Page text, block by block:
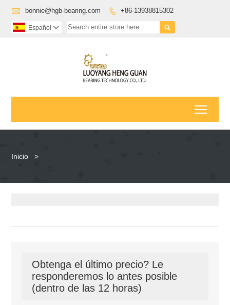
 bonnie@hgb-bearing.com  +86-13938815302

Español 
Inicio >
Obtenga el último precio? Le
responderemos lo antes posible
(dentro de las 12 horas)